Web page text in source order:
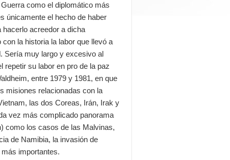
como el diplomático más
únicamente el hecho de haber
acreedor a dicha
la historia la labor que llevó a
Sería muy largo y excesivo al
repetir su labor en pro de la paz
entre 1979 y 1981, en que
misiones relacionadas con la
las dos Coreas, Irán, Irak y
vez más complicado panorama
como los casos de las Malvinas,
de Namibia, la invasión de
importantes.